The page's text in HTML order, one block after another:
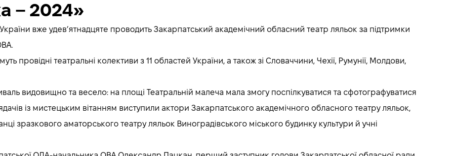
– 2024»
вже удев’ятнадцяте проводить Закарпатський академічний обласний театр ляльок за підтримки
провідні театральні колективи з 11 областей України, а також зі Словаччини, Чехії, Румунії, Молдови,
видовищно та весело: на площі Театральній малеча мала змогу поспілкуватися та сфотографуватися
із мистецьким вітанням виступили актори Закарпатського академічного обласного театру ляльок,
зразкового аматорського театру ляльок Виноградівського міського будинку культури й учні